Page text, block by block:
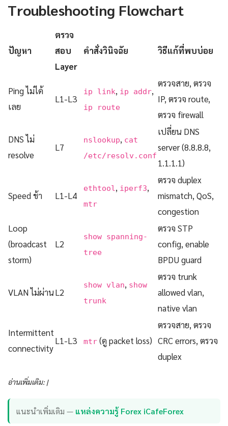
Troubleshooting Flowchart
ปัญหา
ตรวจ
สอบ
Layer
คำสั่งวินิจฉัย วิธีแก้ที่พบบ่อย
Ping ไม่ได้
เลย
L1-L3
ip link, ip addr,
ip route
ตรวจสาย, ตรวจ
IP, ตรวจ route,
ตรวจ firewall
DNS ไม่
resolve
L7
nslookup, cat
/etc/resolv.conf
เปลี่ยน DNS
server (8.8.8.8,
1.1.1.1)
Speed ช้า L1-L4
ethtool , iperf3,
mtr
ตรวจ duplex
mismatch, QoS,
congestion
Loop
(broadcast
storm)
L2
show spanning-
tree
ตรวจ STP
config, enable
BPDU guard
VLAN ไม่ผ่านL2
show vlan, show
trunk
ตรวจ trunk
allowed vlan,
native vlan
Intermittent
connectivity
L1-L3 mtr (ดู packet loss)
ตรวจสาย, ตรวจ
CRC errors, ตรวจ
duplex
อ่านเพิ่มเติม: |
แนะนำเพิ่มเติม — แหล่งความรู้ Forex iCafeForex